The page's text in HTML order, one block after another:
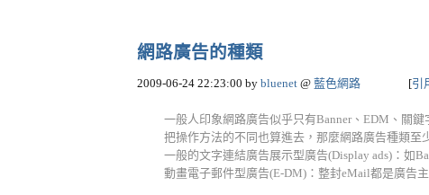
網路廣告的種類
2009-06-24 22:23:00 by bluenet @ 藍色網路 [引
一般人印象網路廣告似乎只有Banner、EDM、關
把操作方法的不同也算進去，那麼網路廣告種類至
一般的文字連結廣告展示型廣告(Display ads)：如
動畫電子郵件型廣告(E-DM)：整封eMail都是廣告主